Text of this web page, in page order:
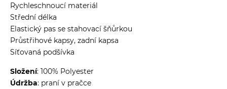
Rychleschnoucí materiál
Střední délka
Elastický pas se stahovací šňůrkou
Průstřihové kapsy, zadní kapsa
Síťovaná podšívka
Složení: 100% Polyester
Údržba: praní v pračce